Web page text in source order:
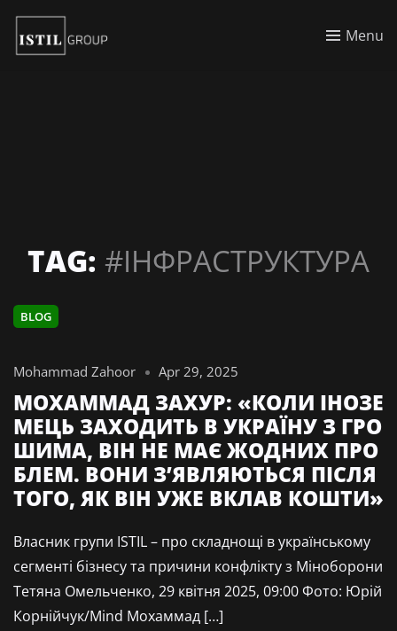
Menu
TAG: #ІНФРАСТРУКТУРА
BLOG
Mohammad Zahoor Apr 29, 2025
МОХАММАД ЗАХУР: «КОЛИ ІНОЗЕ
МЕЦЬ ЗАХОДИТЬ В УКРАЇНУ З ГРО
ШИМА, ВІН НЕ МАЄ ЖОДНИХ ПРО
БЛЕМ. ВОНИ З’ЯВЛЯЮТЬСЯ ПІСЛЯ
ТОГО, ЯК ВІН УЖЕ ВКЛАВ КОШТИ»
Власник групи ISTIL – про складнощі в українському
сегменті бізнесу та причини конфлікту з Міноборони
Тетяна Омельченко, 29 квітня 2025, 09:00 Фото: Юрій
Корнійчук/Mind Мохаммад […]